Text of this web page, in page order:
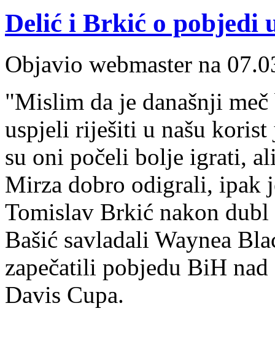
Delić i Brkić o pobjedi
Objavio webmaster na
"Mislim da je današnji
uspjeli riješiti u našu korist
su oni počeli bolje igrati,
Mirza dobro odigrali, ipak
Tomislav Brkić nakon
Bašić savladali Waynea
zapečatili pobjedu BiH
Davis Cupa.